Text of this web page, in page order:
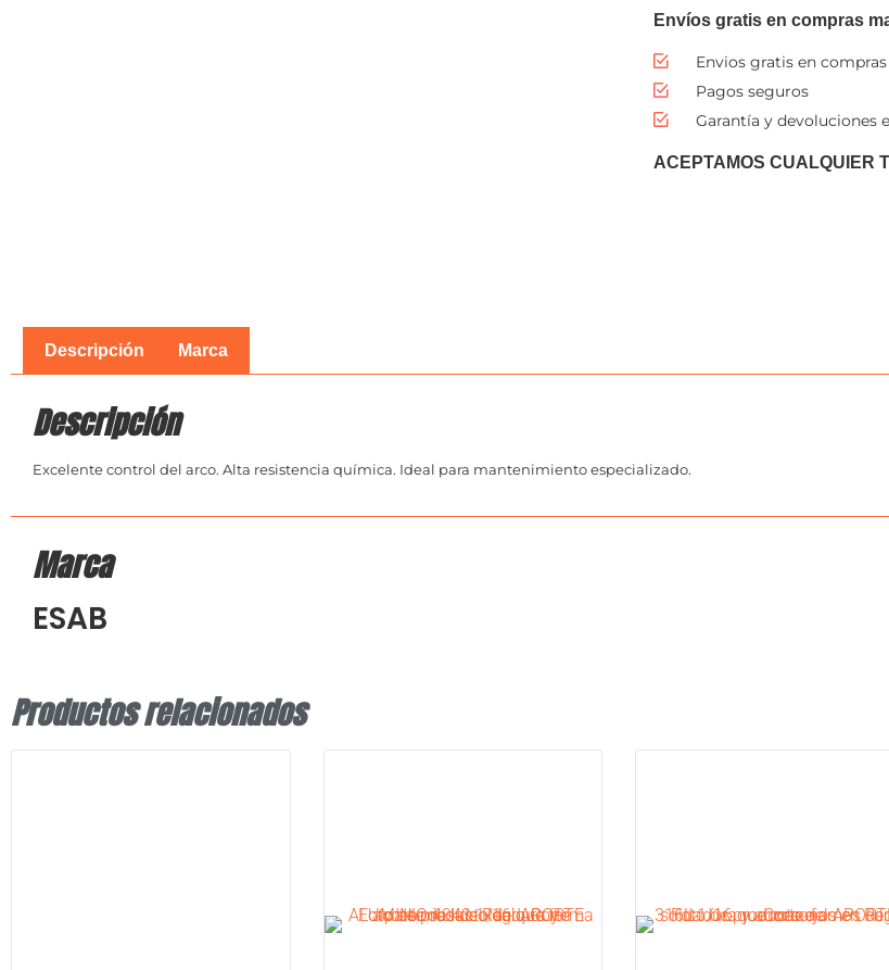
Envíos gratis en compras
Envios gratis en
Pagos seguros
Garantía y devoluciones
ACEPTAMOS CUALQUIER
Descripción Marca
Descripción
Excelente control del arco. Alta resistencia química. Ideal para mantenimiento especializado.
Marca
ESAB
Productos relacionados